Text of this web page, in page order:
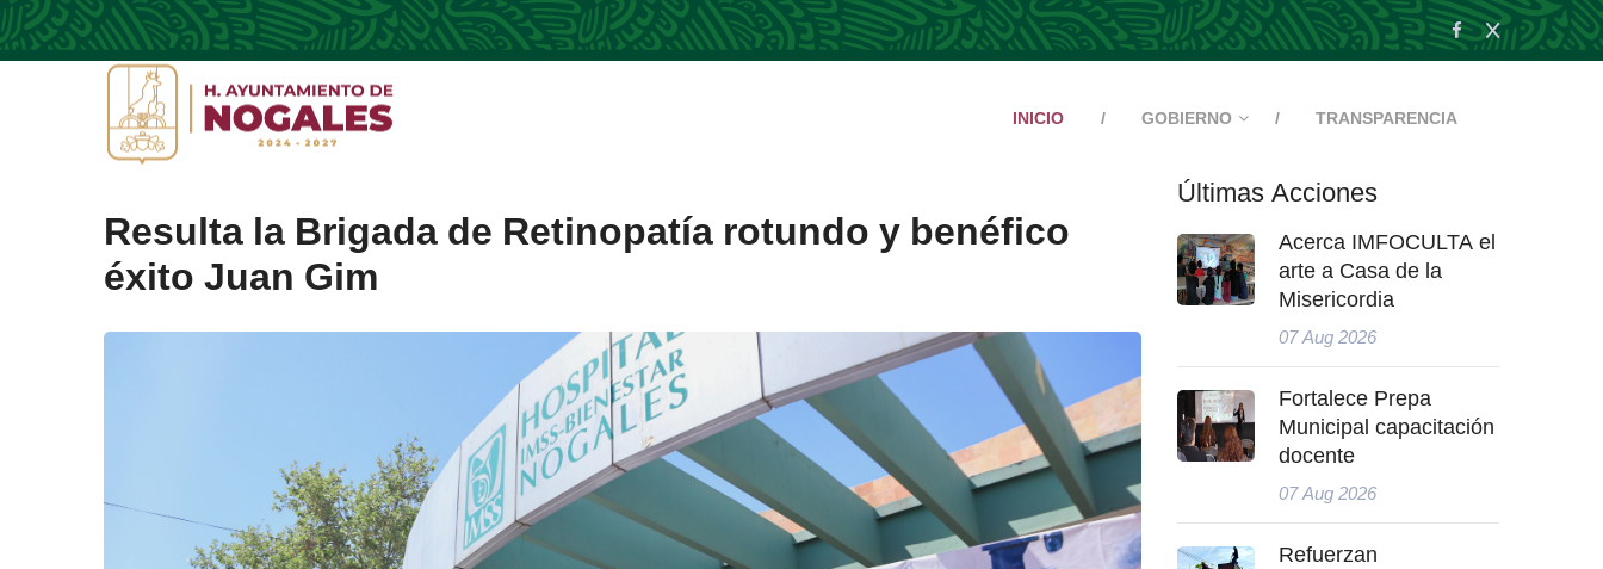
INICIO GOBIERNO TRANSPARENCIA
Resulta la Brigada de Retinopatía rotundo y benéfico
éxito Juan Gim
Últimas Acciones
Acerca IMFOCULTA el
arte a Casa de la
Misericordia
07 Aug 2026
Fortalece Prepa
Municipal capacitación
docente
07 Aug 2026
Refuerzan